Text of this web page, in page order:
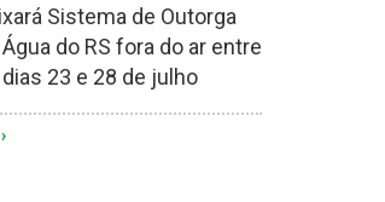
Sistema de Outorga
do RS fora do ar entre
23 e 28 de julho